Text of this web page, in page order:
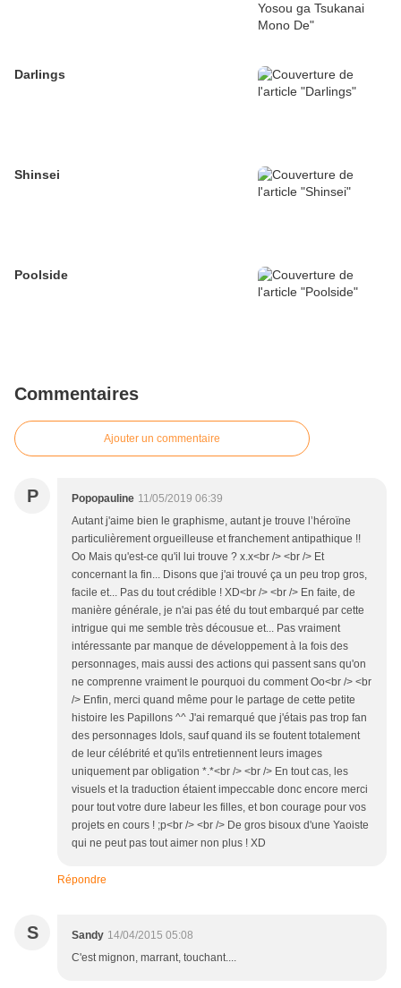
Darlings
Shinsei
Poolside
Commentaires
Ajouter un commentaire
P Popopauline 11/05/2019 06:39
Autant j'aime bien le graphisme, autant je trouve l’héroïne
particulièrement orgueilleuse et franchement antipathique !!
Oo Mais qu'est-ce qu'il lui trouve ? x.x<br /> <br /> Et
concernant la fin... Disons que j'ai trouvé ça un peu trop gros,
facile et... Pas du tout crédible ! XD<br /> <br /> En faite, de
manière générale, je n'ai pas été du tout embarqué par cette
intrigue qui me semble très décousue et... Pas vraiment
intéressante par manque de développement à la fois des
personnages, mais aussi des actions qui passent sans qu'on
ne comprenne vraiment le pourquoi du comment Oo<br /> <br
/> Enfin, merci quand même pour le partage de cette petite
histoire les Papillons ^^ J'ai remarqué que j'étais pas trop fan
des personnages Idols, sauf quand ils se foutent totalement
de leur célébrité et qu'ils entretiennent leurs images
uniquement par obligation *.*<br /> <br /> En tout cas, les
visuels et la traduction étaient impeccable donc encore merci
pour tout votre dure labeur les filles, et bon courage pour vos
projets en cours ! ;p<br /> <br /> De gros bisoux d'une Yaoiste
qui ne peut pas tout aimer non plus ! XD
Répondre
S Sandy 14/04/2015 05:08
C'est mignon, marrant, touchant....